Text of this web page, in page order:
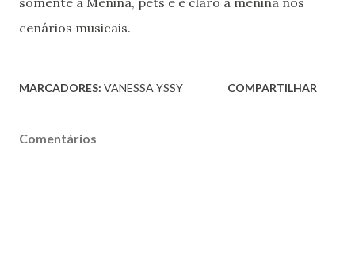
cenários musicais.
MARCADORES: VANESSA YSSY COMPARTILHAR
Comentários